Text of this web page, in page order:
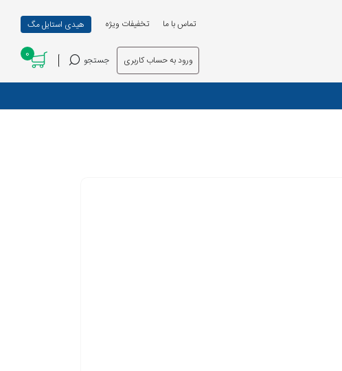
تماس با ما تخفیفات ویژه هیدی استایل مگ
ورود به حساب کاربری جستجو 0